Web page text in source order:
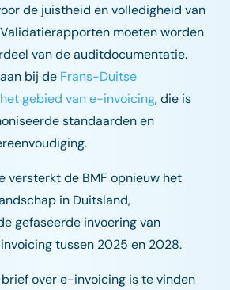
de juistheid en volledigheid van
moeten worden
van de auditdocumentatie.
bij de Frans-Duitse
gebied van e-invoicing, die is
standaarden en
versterkt de BMF opnieuw het
in Duitsland,
gefaseerde invoering van
tussen 2025 en 2028.
over e-invoicing is te vinden